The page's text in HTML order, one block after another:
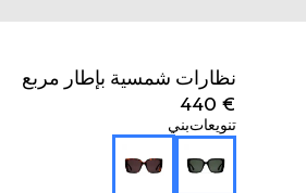
نظارات شمسية بإطار مربع
€ 440
تنويعاتبني